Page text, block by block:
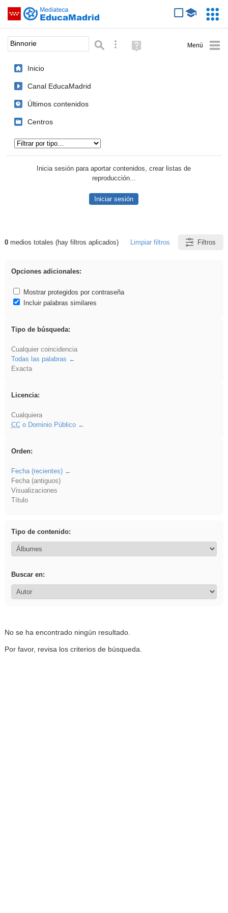
Saltar navegación
Palabra o frase: Búsqueda avanzada
Ayuda
(en
Inicio
Canal EducaMadrid
Últimos contenidos
Centros
Inicia sesión para aportar contenidos, crear listas de
reproducción...
Iniciar sesión
Resultados de: Binnorie
0medios totales (hay filtros aplicados) Limpiar filtros Filtros
Opciones adicionales:
Mostrar protegidos por contraseña
Incluir palabras similares
Tipo de búsqueda:
Cualquier coincidencia
Todas las palabras
Exacta
Licencia:
Cualquiera
CCo Dominio Público
Orden:
Fecha (recientes)
Fecha (antiguos)
Visualizaciones
Título
Tipo de contenido:
Buscar en:
No se ha encontrado ningún resultado.
Por favor, revisa los criterios de búsqueda.